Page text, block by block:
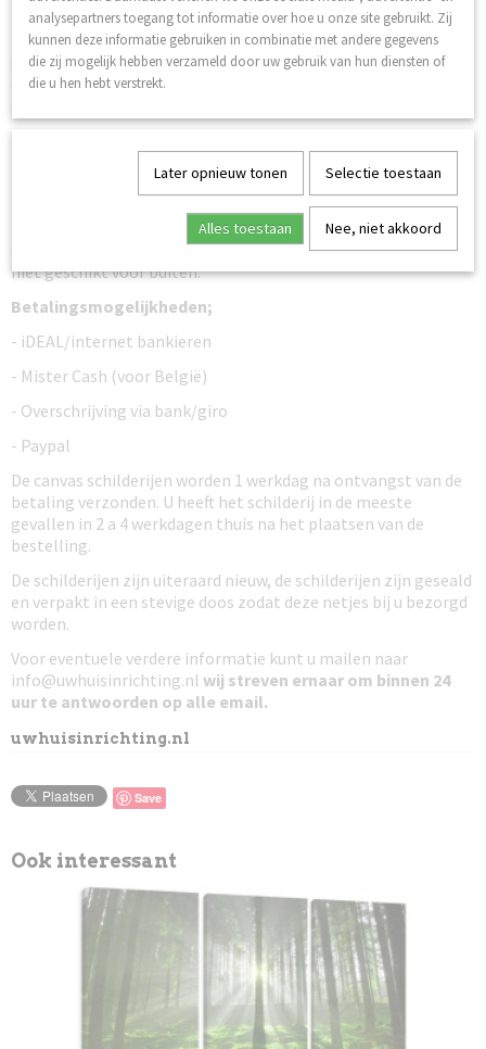
heeft een dikte van 20 mm.
Er wordt een ophangsysteem (haakjes) geleverd bij de
schilderijen zodat u deze direct op kunt hangen aan de muur
ook zijn de schilderijen geschikt voor een ‘rails systeem’ het
zorgt ervoor dat de schilderijen niet verkleuren en dus een
lange levensduur hebben. Zo zijn de schilderijen goed bestand
tegen zonneschijn, de schilderijen zien echter niet bestendig
tegen water. Als u de doeken afneemt dient u dit met een
droge doek of stoffer te doen. De schilderijen zijn daarom ook
niet geschikt voor buiten.
Betalingsmogelijkheden;
- iDEAL/internet bankieren
- Mister Cash (voor België)
- Overschrijving via bank/giro
- Paypal
De canvas schilderijen worden 1 werkdag na ontvangst van de
betaling verzonden. U heeft het schilderij in de meeste
gevallen in 2 a 4 werkdagen thuis na het plaatsen van de
bestelling.
De schilderijen zijn uiteraard nieuw, de schilderijen zijn geseald
en verpakt in een stevige doos zodat deze netjes bij u bezorgd
worden.
Voor eventuele verdere informatie kunt u mailen naar
info@uwhuisinrichting.nl wij streven ernaar om binnen 24
uur te antwoorden op alle email.
uwhuisinrichting.nl
Save
Ook interessant
analysepartners toegang tot informatie over hoe u onze site gebruikt. Zij
kunnen deze informatie gebruiken in combinatie met andere gegevens
die zij mogelijk hebben verzameld door uw gebruik van hun diensten of
die u hen hebt verstrekt.
Later opnieuw tonen Selectie toestaan
Alles toestaan Nee, niet akkoord